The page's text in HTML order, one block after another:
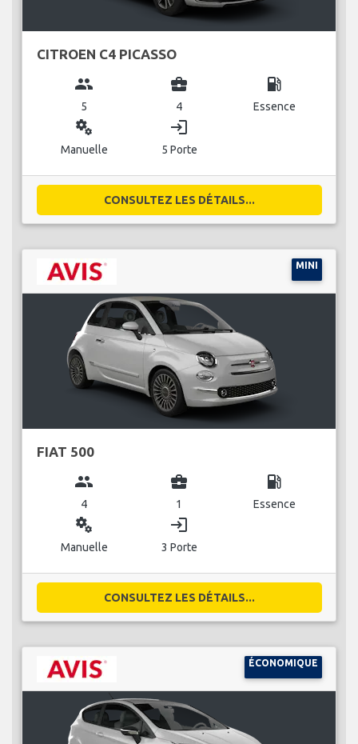
CITROEN C4 PICASSO
group
5
business_center
4
local_gas_station
Essence
miscellaneous_services
Manuelle
login
5 Porte
CONSULTEZ LES DÉTAILS...
MINI
FIAT 500
group
4
business_center
1
local_gas_station
Essence
miscellaneous_services
Manuelle
login
3 Porte
CONSULTEZ LES DÉTAILS...
ÉCONOMIQUE